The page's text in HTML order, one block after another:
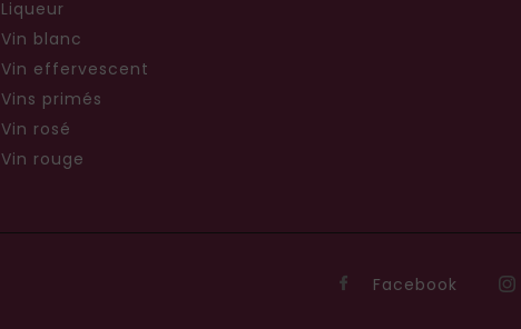
Liqueur
Vin blanc
Vin effervescent
Vins primés
Vin rosé
Vin rouge
Facebook